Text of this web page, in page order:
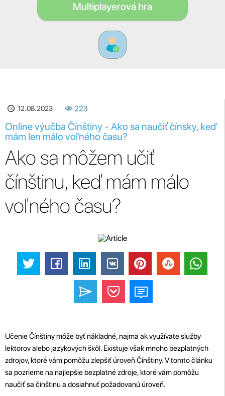
Multiplayerová hra
12.08.2023 223
Online výučba Čínštiny - Ako sa naučiť čínsky, keď
mám len málo voľného času?
Ako sa môžem učiť
čínštinu, keď mám málo
voľného času?
Učenie Čínštiny môže byť nákladné, najmä ak využívate služby
lektorov alebo jazykových škôl. Existuje však mnoho bezplatných
zdrojov, ktoré vám pomôžu zlepšiť úroveň Čínštiny. V tomto článku
sa pozrieme na najlepšie bezplatné zdroje, ktoré vám pomôžu
naučiť sa čínštinu a dosiahnuť požadovanú úroveň.